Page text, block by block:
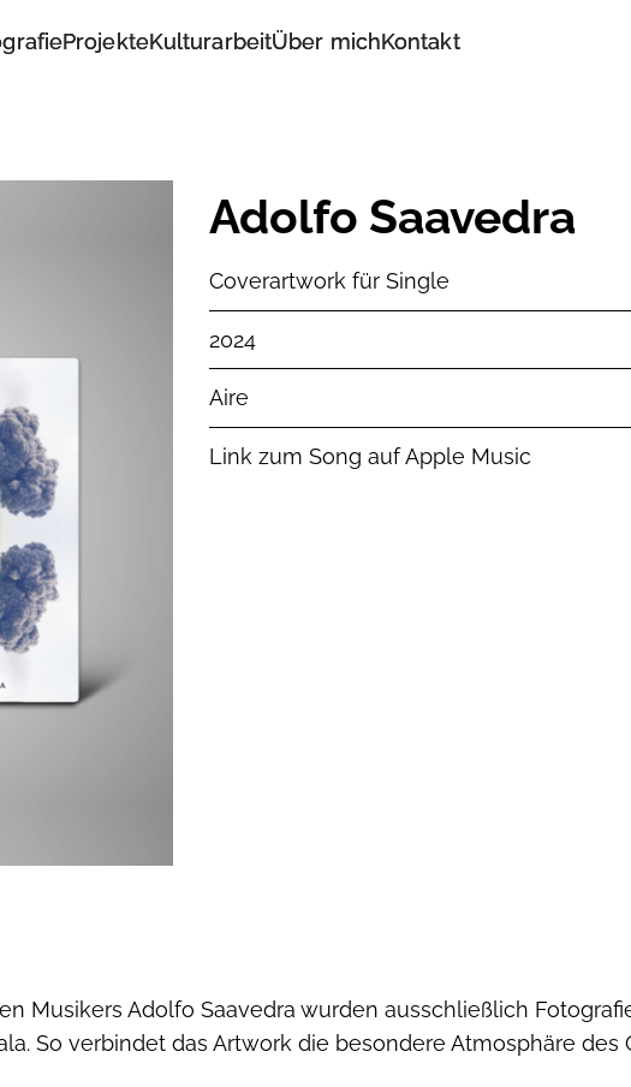
Projekte
ProjekteKulturarbeit
KulturarbeitÜber mich
Über michKontakt
Kontakt
Adolfo Saavedra
Coverartwork für Single
2024
Aire
Link zum Song auf Apple Music
Musikers Adolfo Saavedra wurden ausschließlich
So verbindet das Artwork die besondere Atmosphäre des